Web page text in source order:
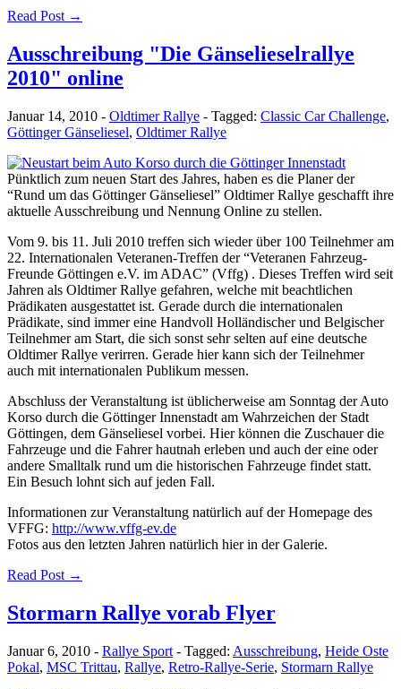
Read Post →
Ausschreibung "Die Gänselieselrallye
2010" online
Januar 14, 2010 - Oldtimer Rallye - Tagged: Classic Car Challenge,
Göttinger Gänseliesel, Oldtimer Rallye
Pünktlich zum neuen Start des Jahres, haben es die Planer der
“Rund um das Göttinger Gänseliesel” Oldtimer Rallye geschafft ihre
aktuelle Ausschreibung und Nennung Online zu stellen.
Vom 9. bis 11. Juli 2010 treffen sich wieder über 100 Teilnehmer am
22. Internationalen Veteranen-Treffen der “Veteranen Fahrzeug-
Freunde Göttingen e.V. im ADAC” (Vffg) . Dieses Treffen wird seit
Jahren als Oldtimer Rallye gefahren, welche mit beachtlichen
Prädikaten ausgestattet ist. Gerade durch die internationalen
Prädikate, sind immer eine Handvoll Holländischer und Belgischer
Teilnehmer am Start, die sich sonst sehr selten auf eine deutsche
Oldtimer Rallye verirren. Gerade hier kann sich der Teilnehmer
auch mit internationalen Publikum messen.
Abschluss der Veranstaltung ist üblicherweise am Sonntag der Auto
Korso durch die Göttinger Innenstadt am Wahrzeichen der Stadt
Göttingen, dem Gänseliesel vorbei. Hier können die Zuschauer die
Fahrzeuge und die Fahrer hautnah erleben und auch der eine oder
andere Smalltalk rund um die historischen Fahrzeuge findet statt.
Ein Besuch lohnt sich auf jeden Fall.
Informationen zur Veranstaltung natürlich auf der Homepage des
VFFG: http://www.vffg-ev.de
Fotos aus den letzten Jahren natürlich hier in der Galerie.
Read Post →
Stormarn Rallye vorab Flyer
Januar 6, 2010 - Rallye Sport - Tagged: Ausschreibung, Heide Oste
Pokal, MSC Trittau, Rallye, Retro-Rallye-Serie, Stormarn Rallye